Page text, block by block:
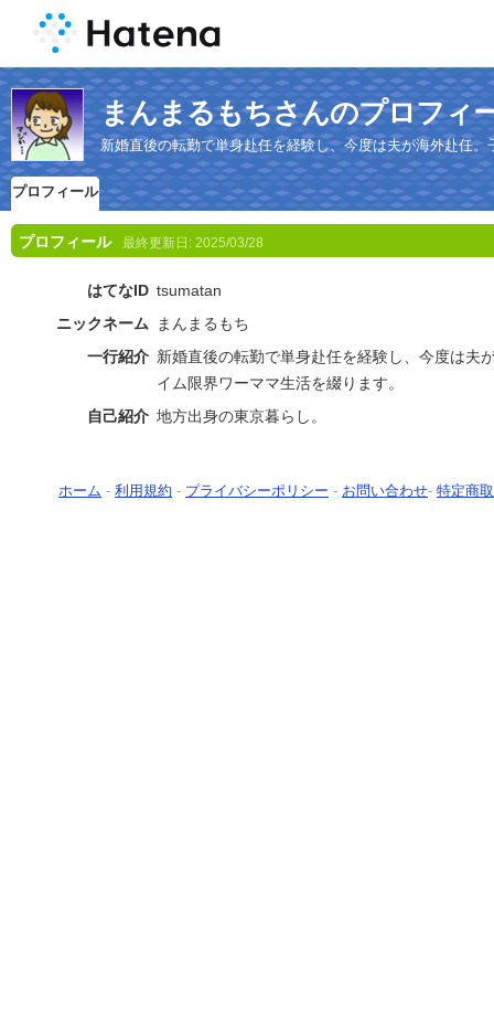
まんまるもちさんのプロフィ
新婚直後の転勤で単身赴任を経験し、今度は夫が海外赴任
プロフィール
プロフィール 最終更新日: 2025/03/28
はてなID tsumatan
ニックネーム まんまるもち
一行紹介 新婚直後の転勤で単身赴任を経験し、今度は夫
イム限界ワーママ生活を綴ります。
自己紹介 地方出身の東京暮らし。
ホーム - 利用規約 - プライバシーポリシー - お問い合わせ- 特定商